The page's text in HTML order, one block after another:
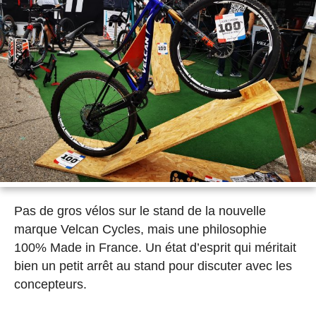
Pas de gros vélos sur le stand de la nouvelle
marque Velcan Cycles, mais une philosophie
100% Made in France. Un état d’esprit qui méritait
bien un petit arrêt au stand pour discuter avec les
concepteurs.